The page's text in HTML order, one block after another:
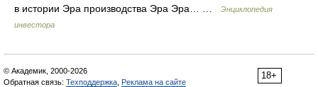
в истории Эра производства Эра Эра… …
Энциклопедия
инвестора
18+
© Академик, 2000-2026
Обратная связь: Техподдержка Реклама на сайте